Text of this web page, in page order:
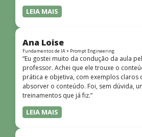
LEIA MAIS
Ana Loise
Fundamentos de IA + Prompt Engineering
“Eu gostei muito da condução da aula
professor. Achei que ele trouxe o
prática e objetiva, com exemplos claros
absorver o conteúdo. Foi, sem dúvida,
treinamentos que já fiz.”
LEIA MAIS